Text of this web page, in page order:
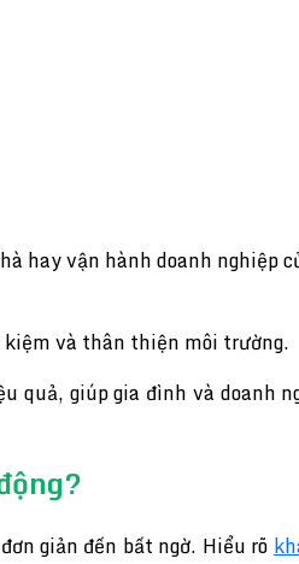
hay vận hành doanh
kiệm và thân thiện môi trường.
quả, giúp gia đình và doanh
giản đến bất ngờ. Hiểu rõ